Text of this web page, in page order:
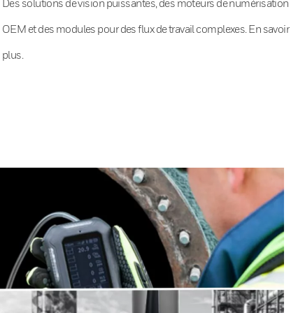
Des solutions de vision puissantes, des moteurs de numérisation
OEM et des modules pour des flux de travail complexes. En savoir
plus.